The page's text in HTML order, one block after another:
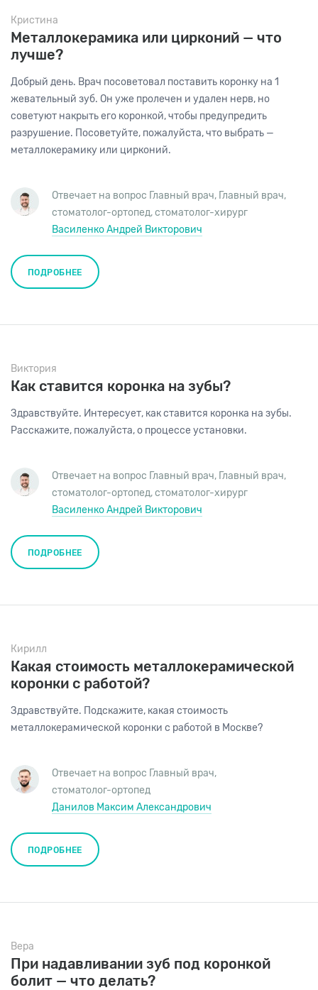
Кристина
Металлокерамика или цирконий — что
лучше?
Добрый день. Врач посоветовал поставить коронку на 1
жевательный зуб. Он уже пролечен и удален нерв, но
советуют накрыть его коронкой, чтобы предупредить
разрушение. Посоветуйте, пожалуйста, что выбрать —
металлокерамику или цирконий.
ПОДРОБНЕЕ
Отвечает на вопрос Главный врач, Главный врач,
стоматолог-ортопед,стоматолог-хирург
Василенко Андрей Викторович
Виктория
Как ставится коронка на зубы?
Здравствуйте. Интересует, как ставится коронка на зубы.
Расскажите, пожалуйста, о процессе установки.
ПОДРОБНЕЕ
Отвечает на вопрос Главный врач, Главный врач,
стоматолог-ортопед,стоматолог-хирург
Василенко Андрей Викторович
Кирилл
Какая стоимость металлокерамической
коронки с работой?
Здравствуйте. Подскажите, какая стоимость
металлокерамической коронки с работой в Москве?
ПОДРОБНЕЕ
Отвечает на вопрос Главный врач,
стоматолог-ортопед
Данилов Максим Александрович
Вера
При надавливании зуб под коронкой
болит — что делать?